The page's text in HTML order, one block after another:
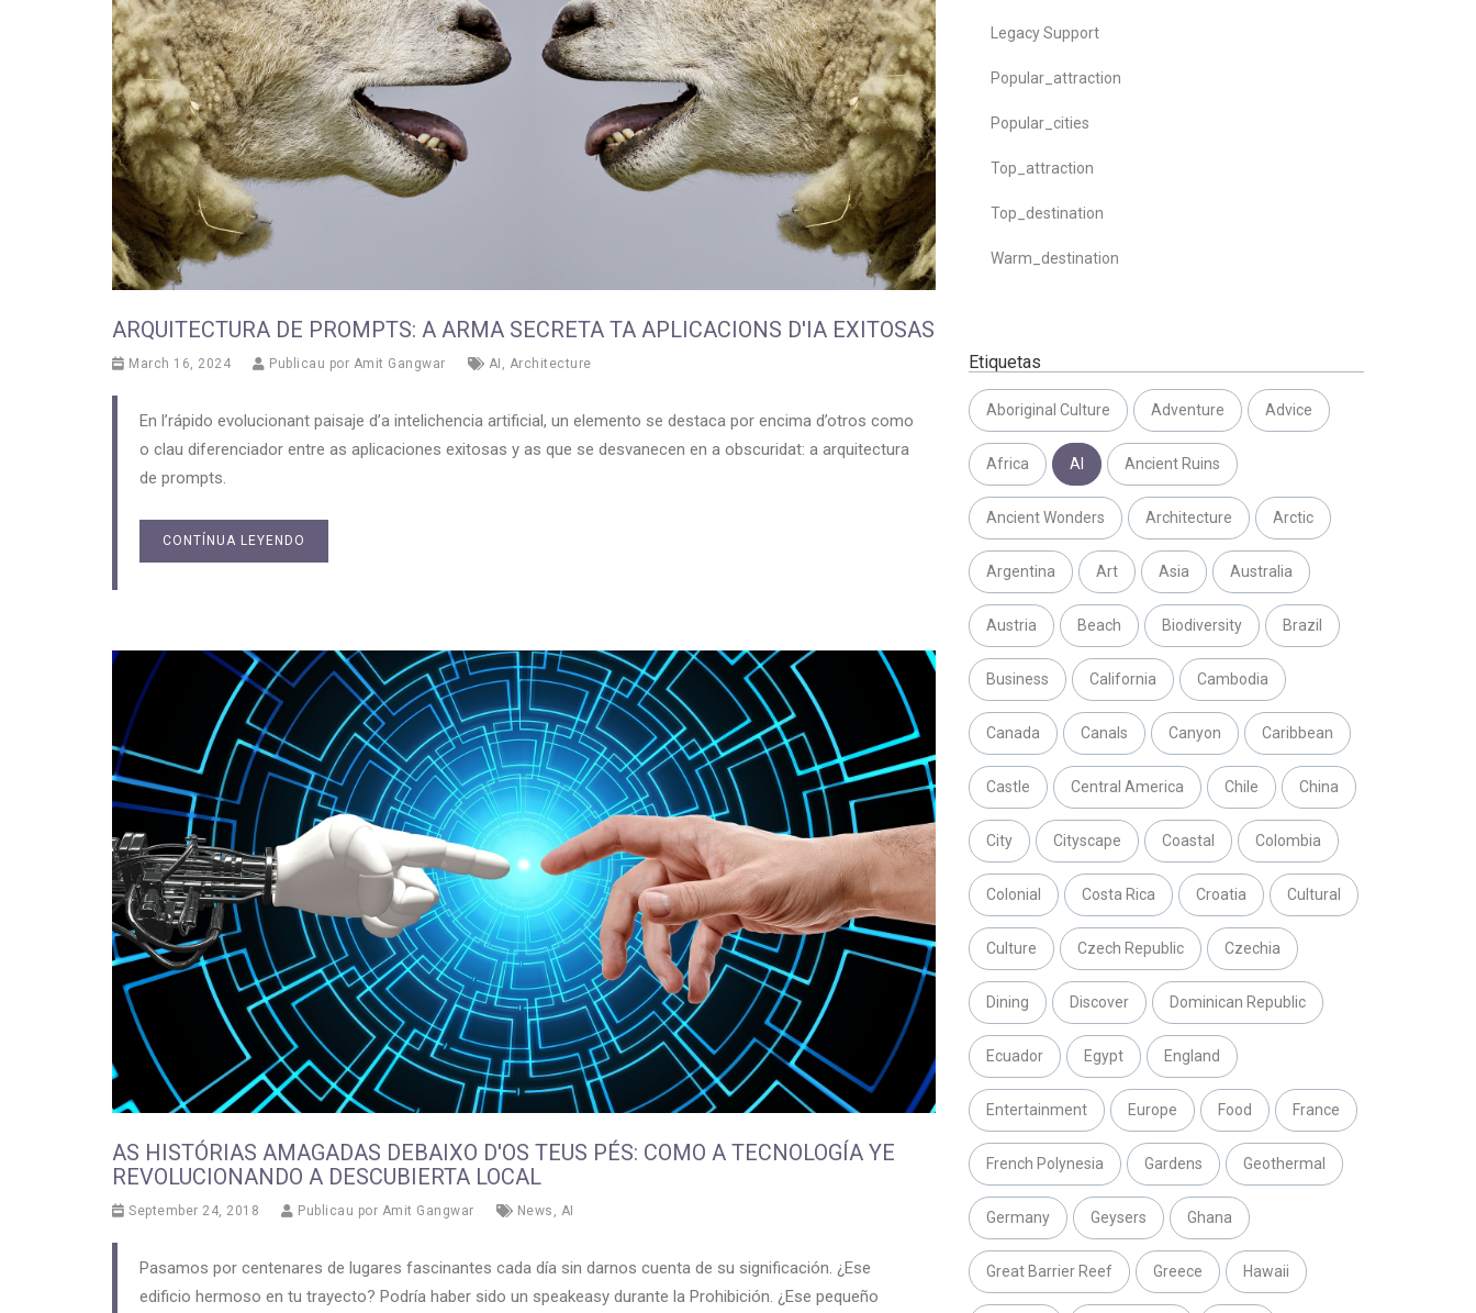
ARQUITECTURA DE PROMPTS: A ARMA SECRETA TA APLICACIONS D'IA EXITOSAS
March 16, 2024 Publicau por Amit Gangwar AI Architecture
En l’rápido evolucionant paisaje d’a intelichencia artificial, un elemento se destaca por encima d’otros como
o clau diferenciador entre as aplicaciones exitosas y as que se desvanecen en a obscuridat: a arquitectura
de prompts.
CONTÍNUA LEYENDO
AS HISTÓRIAS AMAGADAS DEBAIXO D'OS TEUS PÉS: COMO A TECNOLOGÍA YE
REVOLUCIONANDO A DESCUBIERTA LOCAL
September 24, 2018 Publicau por Amit Gangwar News , AI
Pasamos por centenares de lugares fascinantes cada día sin darnos cuenta de su significación. ¿Ese
edificio hermoso en tu trayecto? Podría haber sido un speakeasy durante la Prohibición. ¿Ese pequeño
Legacy Support
Popular_attraction
Popular_cities
Top_attraction
Top_destination
Warm_destination
Etiquetas
Aboriginal Culture Adventure Advice
Africa AI Ancient Ruins
Ancient Wonders Architecture Arctic
Argentina Art Asia Australia
Austria Beach Biodiversity Brazil
Business California Cambodia
Canada Canals Canyon Caribbean
Castle Central America Chile China
City Cityscape Coastal Colombia
Colonial Costa Rica Croatia Cultural
Culture Czech Republic Czechia
Dining Discover Dominican Republic
Ecuador Egypt England
Entertainment Europe Food France
French Polynesia Gardens Geothermal
Germany Geysers Ghana
Great Barrier Reef Greece Hawaii